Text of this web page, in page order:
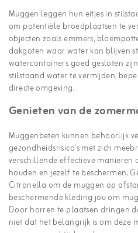
Muggen leggen hun eitjes in
om potentiële broedplaatsen te
objecten zoals emmers,
dakgoten waar water kan blijven
watercontainers goed gesloten
stilstaand water te vermijden,
directe omgeving.
Genieten van de
Muggenbeten kunnen behoorlijk
gezondheidsrisico's met zich
verschillende effectieve manieren
houden en jezelf te beschermen.
Citronella om de muggen op
beschermende kleding jou om
Door horren te plaatsen dringen
niet dat het belangrijk is om deze